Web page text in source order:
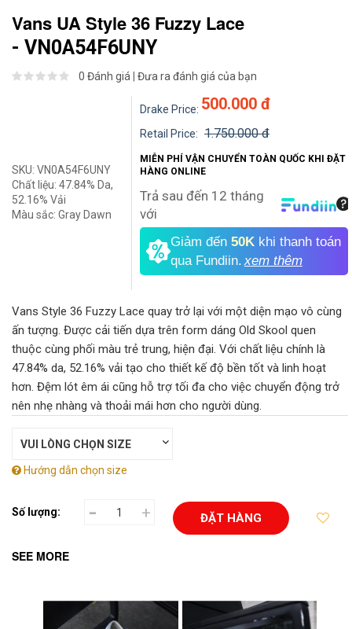
Vans UA Style 36 Fuzzy Lace
- VN0A54F6UNY
0 Đánh giá Đưa ra đánh giá của bạn
SKU: VN0A54F6UNY
Chất liệu: 47.84% Da,
52.16% Vải
Màu sắc: Gray Dawn
Drake Price: 500.000 đ
Retail Price: 1.750.000 đ
MIỄN PHÍ VẬN CHUYỂN TOÀN QUỐC KHI ĐẶT
HÀNG ONLINE
Trả sau đến 12 tháng
với
Giảm đến 50K khi thanh toán
qua Fundiin. xem thêm
Vans Style 36 Fuzzy Lace quay trở lại với một diện mạo vô cùng
ấn tượng. Được cải tiến dựa trên form dáng Old Skool quen
thuộc cùng phối màu trẻ trung, hiện đại. Với chất liệu chính là
47.84% da, 52.16% vải tạo cho thiết kế độ bền tốt và linh hoạt
hơn. Đệm lót êm ái cũng hỗ trợ tối đa cho việc chuyển động trở
nên nhẹ nhàng và thoải mái hơn cho người dùng.
Hướng dẫn chọn size
Số lượng: - + ĐẶT HÀNG
SEE MORE